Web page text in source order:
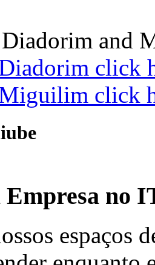
and
click
click
Empresa no
espaços